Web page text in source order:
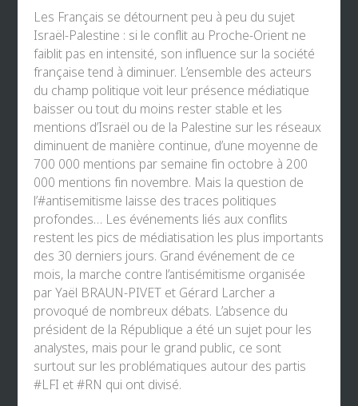
Les Français se détournent peu à peu du sujet
Israël-Palestine : si le conflit au Proche-Orient ne
faiblit pas en intensité, son influence sur la société
française tend à diminuer. L’ensemble des acteurs
du champ politique voit leur présence médiatique
baisser ou tout du moins rester stable et les
mentions d’Israël ou de la Palestine sur les réseaux
diminuent de manière continue, d’une moyenne de
700 000 mentions par semaine fin octobre à 200
000 mentions fin novembre. Mais la question de
l’#antisemitisme laisse des traces politiques
profondes… Les événements liés aux conflits
restent les pics de médiatisation les plus importants
des 30 derniers jours. Grand événement de ce
mois, la marche contre l’antisémitisme organisée
parYaël BRAUN-PIVET et Gérard Larcher a
provoqué de nombreux débats. L’absence du
président de la République a été un sujet pour les
analystes, mais pour le grand public, ce sont
surtout sur les problématiques autour des partis
#LFI et#RN qui ont divisé.